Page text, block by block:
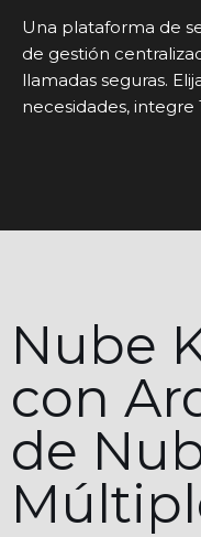
Una plataforma de
de gestión
llamadas seguras.
necesidades, integre
Nube
con
de